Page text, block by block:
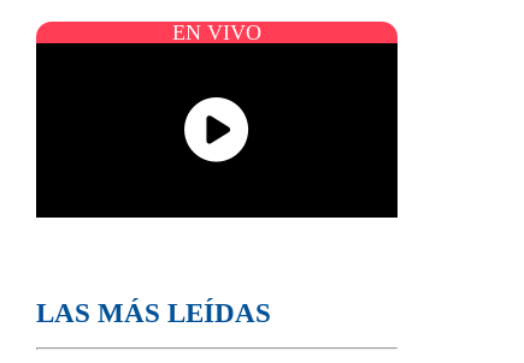
EN VIVO
LAS MÁS LEÍDAS